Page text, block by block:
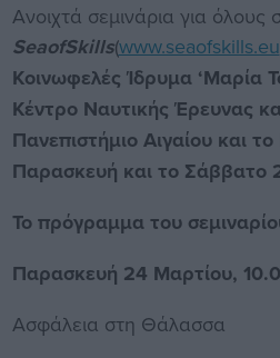
Ανοιχτά σεμινάρια για όλους
SeaofSkills(www.seaofskills.eu
Κοινωφελές Ίδρυμα ‘Μαρία
Κέντρο Ναυτικής Έρευνας
Πανεπιστήμιο Αιγαίου και
Παρασκευή και το Σάββατο
Το πρόγραμμα του
Παρασκευή 24 Μαρτίου,
Ασφάλεια στη Θάλασσα